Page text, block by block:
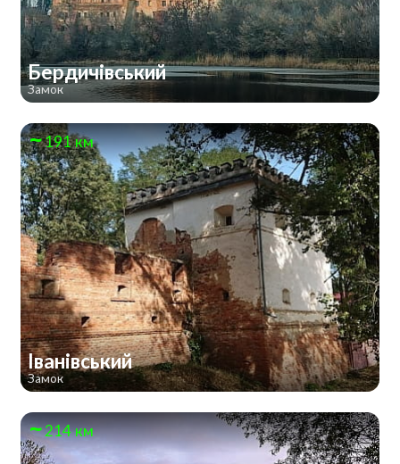
Бердичівський
Замок
191 км
Іванівський
Замок
214 км